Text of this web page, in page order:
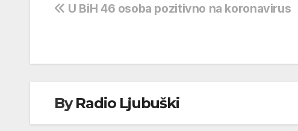
Navigacija
U BiH 46 osoba pozitivno na koronavirus
ByRadio Ljubuški